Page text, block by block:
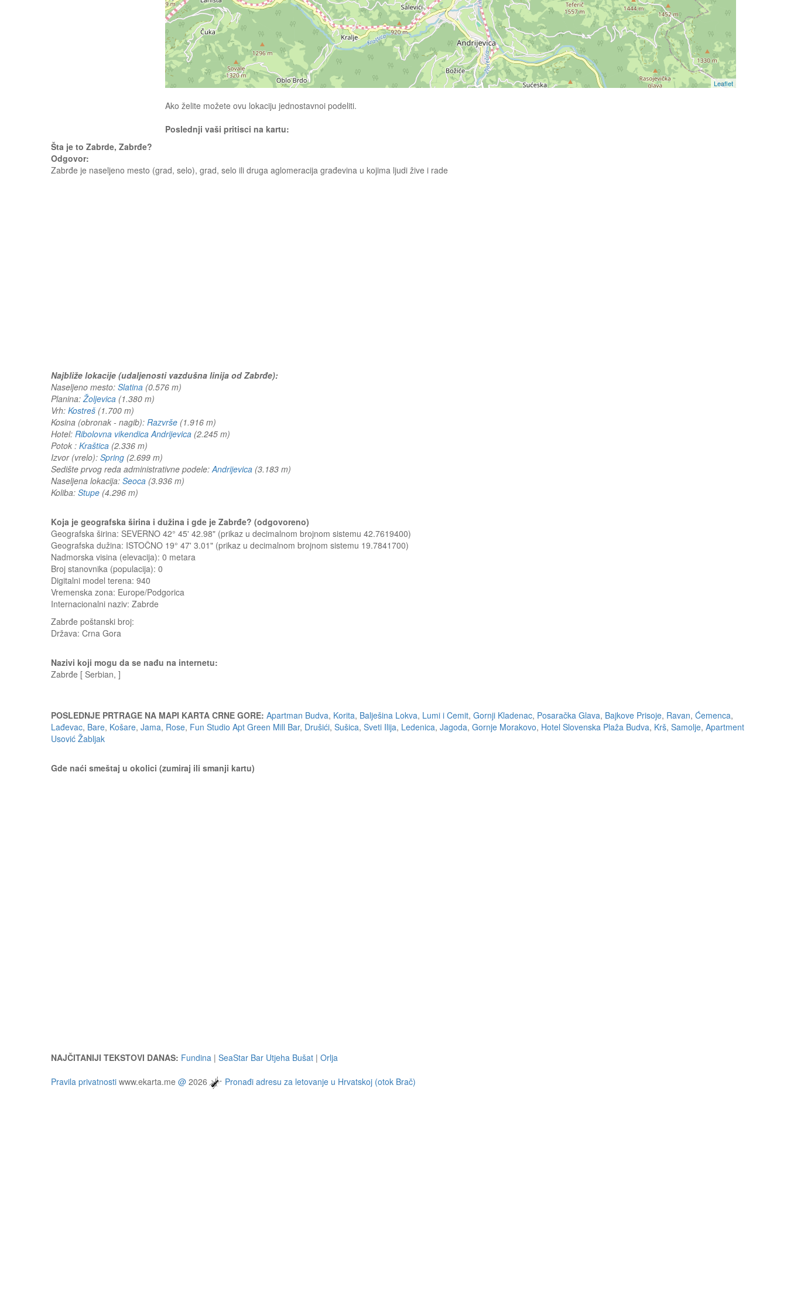
Leaflet
Ako želite možete ovu lokaciju jednostavnoi podeliti.
Poslednji vaši pritisci na kartu:
Šta je to Zabrde, Zabrđe?
Odgovor:
Zabrđe je naseljeno mesto (grad, selo), grad, selo ili druga aglomeracija građevina u kojima ljudi žive i rade
Najbliže lokacije (udaljenosti vazdušna linija od Zabrđe):
Naseljeno mesto: Slatina (0.576 m)
Planina:Žoljevica (1.380 m)
Vrh: Kostreš (1.700 m)
Kosina (obronak - nagib): Razvrše (1.916 m)
Hotel: Ribolovna vikendica Andrijevica (2.245 m)
Potok : Kraštica (2.336 m)
Izvor (vrelo): Spring (2.699 m)
Sedište prvog reda administrativne podele:Andrijevica (3.183 m)
Naseljena lokacija: Seoca (3.936 m)
Koliba: Stupe (4.296 m)
Koja je geografska širina i dužina i gde je Zabrđe? (odgovoreno)
Geografska širina: SEVERNO 42° 45' 42.98" (prikaz u decimalnom brojnom sistemu 42.7619400)
Geografska dužina: ISTOČNO 19° 47' 3.01" (prikaz u decimalnom brojnom sistemu 19.7841700)
Nadmorska visina (elevacija): 0 metara
Broj stanovnika (populacija): 0
Digitalni model terena: 940
Vremenska zona: Europe/Podgorica
Internacionalni naziv: Zabrde
Zabrđe poštanski broj:
Država: Crna Gora
Nazivi koji mogu da se nađu na internetu:
Zabrđe [ Serbian, ]
POSLEDNJE PRTRAGE NA MAPI KARTA CRNE GORE: Apartman Budva, Korita, Balješina Lokva, Lumi i Cemit, Gornji Kladenac, Posaračka Glava, Bajkove Prisoje, Ravan, Ćemenca,
Lađevac, Bare, Košare, Jama, Rose, Fun Studio Apt Green Mill Bar, Drušići, Sušica, Sveti Ilija, Ledenica, Jagoda, Gornje Morakovo, Hotel Slovenska Plaža Budva, Krš, Samolje, Apartment
Usović Žabljak
Gde naći smeštaj u okolici (zumiraj ili smanji kartu)
NAJČITANIJI TEKSTOVI DANAS: Fundina | SeaStar Bar Utjeha Bušat | Orlja
Pravila privatnosti www.ekarta.me @ 2026 Pronađi adresu za letovanje u Hrvatskoj (otok Brač)